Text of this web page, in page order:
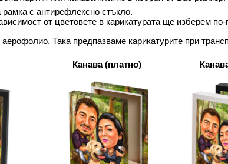
с антирефлексно стъкло.
от цветовете в карикатурата ще изберем
Така предпазваме карикатурите при
Канава (платно)